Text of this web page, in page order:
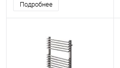
Подробнее